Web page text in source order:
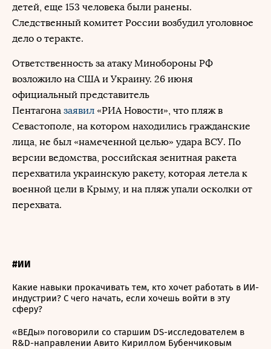
детей, еще 153 человека были ранены.
Следственный комитет России возбудил уголовное
дело о теракте.
Ответственность за атаку Минобороны РФ
возложило на США и Украину. 26 июня
официальный представитель
Пентагона заявил «РИА Новости», что пляж в
Севастополе, на котором находились гражданские
лица, не был «намеченной целью» удара ВСУ. По
версии ведомства, российская зенитная ракета
перехватила украинскую ракету, которая летела к
военной цели в Крыму, и на пляж упали осколки от
перехвата.
#ИИ
Какие навыки прокачивать тем, кто хочет работать в ИИ-
индустрии? С чего начать, если хочешь войти в эту
сферу?
«ВЕДы» поговорили со старшим DS-исследователем в
R&D-направлении Авито Кириллом Бубенчиковым